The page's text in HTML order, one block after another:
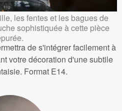
les fentes et les bagues de
sophistiquée à cette pièce
de s'intégrer facilement à
votre décoration d'une subtile
Format E14.